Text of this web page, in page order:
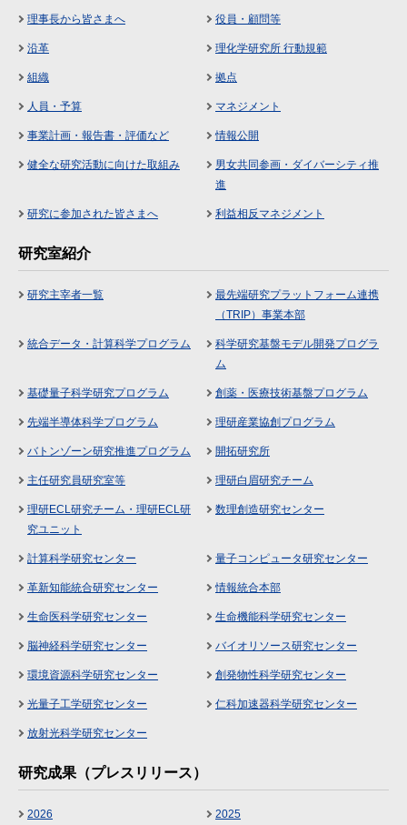
理事長から皆さまへ 役員・顧問等
沿革 理化学研究所 行動規範
組織 拠点
人員・予算 マネジメント
事業計画・報告書・評価など 情報公開
健全な研究活動に向けた取組み
男女共同参画・ダイバーシティ推
進
研究に参加された皆さまへ 利益相反マネジメント
研究室紹介
研究主宰者一覧
最先端研究プラットフォーム連携
（TRIP）事業本部
統合データ・計算科学プログラム
科学研究基盤モデル開発プログラ
ム
基礎量子科学研究プログラム 創薬・医療技術基盤プログラム
先端半導体科学プログラム 理研産業協創プログラム
バトンゾーン研究推進プログラム 開拓研究所
主任研究員研究室等 理研白眉研究チーム
理研ECL研究チーム・理研ECL研
究ユニット
数理創造研究センター
計算科学研究センター 量子コンピュータ研究センター
革新知能統合研究センター 情報統合本部
生命医科学研究センター 生命機能科学研究センター
脳神経科学研究センター バイオリソース研究センター
環境資源科学研究センター 創発物性科学研究センター
光量子工学研究センター 仁科加速器科学研究センター
放射光科学研究センター
研究成果（プレスリリース）
2026 2025